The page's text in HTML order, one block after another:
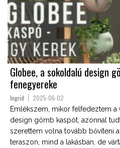
Globee, a sokoldalú design
fenegyereke
Ingrid 2025-06-02
Emlékszem, mikor felfedeztem a
design gömb kaspót, azonnal
szerettem volna tovább bővíteni
teraszon, mind a lakásban, de